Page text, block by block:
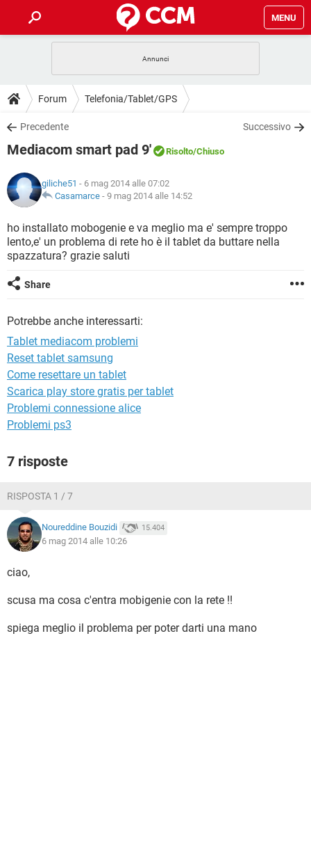
MENU
INTRATTENIMENTO ANDROID
iOS
INSTAGRAM WHATSAPP
TIKTOK
HARDWARE
GUIDE
COVID-19 GAMING
INSTAGRAM WHATSAPP
TIKTOK
HARDWARE
DOWNLOAD
COVID-19 GAMING
INTRATTENIMENTO
iOS WINDOWS 10
INSTAGRAM WHATSAPP
TIKTOK FACEBOOK
COVID-19 GAMING
INTRATTENIMENTO
iOS WINDOWS 10
INSTAGRAM
TIKTOK
GLOSSARIO
COVID-19 GAMING
INTRATTENIMENTO ANDROID
INSTAGRAM
TIKTOK
HARDWARE
Forum Telefonia/Tablet/GPS
Precedente Successivo
Mediacom smart pad 9' Risolto/Chiuso
giliche51 - 6 mag 2014 alle 07:02
Casamarce - 9 mag 2014 alle 14:52
ho installato mobogenie e va meglio ma e' sempre troppo
lento,e' un problema di rete ho è il tablet da buttare nella
spazzatura? grazie saluti
Share
Potrebbe anche interessarti:
Tablet mediacom problemi
Reset tablet samsung
Come resettare un tablet
Scarica play store gratis per tablet
Problemi connessione alice
Problemi ps3
7 risposte
RISPOSTA 1 / 7
Noureddine Bouzidi 15.404
6 mag 2014 alle 10:26
ciao,
scusa ma cosa c'entra mobigenie con la rete !!
spiega meglio il problema per poter darti una mano